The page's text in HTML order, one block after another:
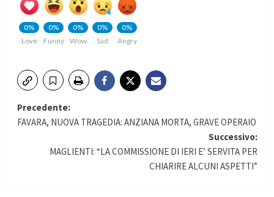
0%
Love
0%
Funny
0%
Wow
0%
Sad
0%
Angry
Navigazione
Precedente:
FAVARA, NUOVA TRAGEDIA: ANZIANA MORTA, GRAVE OPERAIO
Successivo:
MAGLIENTI: “LA COMMISSIONE DI IERI E’ SERVITA PER
CHIARIRE ALCUNI ASPETTI”